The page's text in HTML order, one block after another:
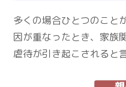
多くの場合ひとつのこと
因が重なったとき、家族
虐待が引き起こされると